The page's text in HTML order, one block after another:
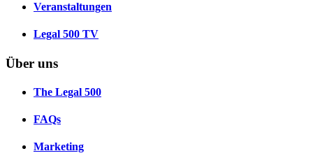
Veranstaltungen
Legal 500 TV
Über uns
The Legal 500
FAQs
Marketing